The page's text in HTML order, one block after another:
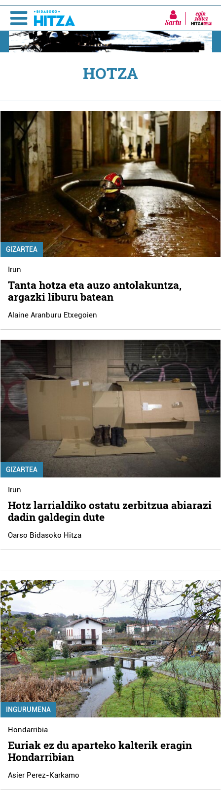
Sartu
HOTZA
GIZARTEA
Irun
Tanta hotza eta auzo antolakuntza,
argazki liburu batean
Alaine Aranburu Etxegoien
GIZARTEA
Irun
Hotz larrialdiko ostatu zerbitzua abiarazi
dadin galdegin dute
Oarso Bidasoko Hitza
INGURUMENA
Hondarribia
Euriak ez du aparteko kalterik eragin
Hondarribian
Asier Perez-Karkamo